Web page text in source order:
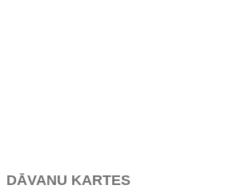
DĀVANU KARTES